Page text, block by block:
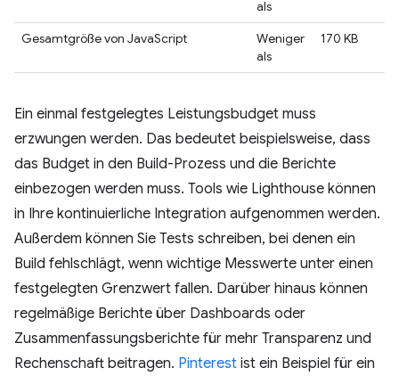
als
Gesamtgröße von JavaScript
Weniger
als
170 KB
Ein einmal festgelegtes Leistungsbudget muss
erzwungen werden. Das bedeutet beispielsweise, dass
das Budget in den Build-Prozess und die Berichte
einbezogen werden muss. Tools wie Lighthouse können
in Ihre kontinuierliche Integration aufgenommen werden.
Außerdem können Sie Tests schreiben, bei denen ein
Build fehlschlägt, wenn wichtige Messwerte unter einen
festgelegten Grenzwert fallen. Darüber hinaus können
regelmäßige Berichte über Dashboards oder
Zusammenfassungsberichte für mehr Transparenz und
Rechenschaft beitragen. Pinterest ist ein Beispiel für ein